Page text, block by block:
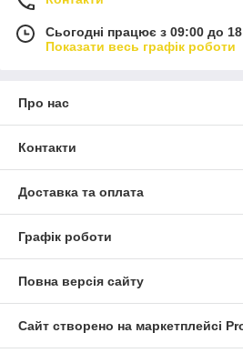
Сьогодні працює з 09:00 до
Показати весь графік роботи
Про нас
Контакти
Доставка та оплата
Графік роботи
Повна версія сайту
Сайт створено на маркетплейсі